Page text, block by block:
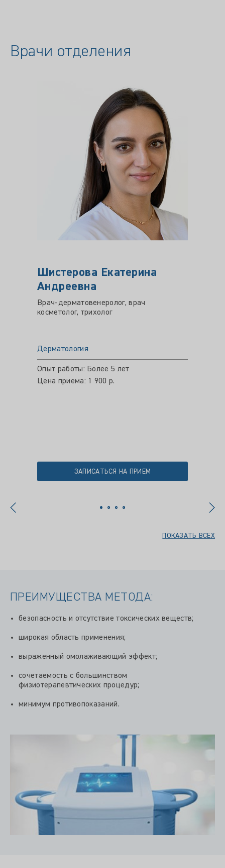
Врачи отделения
Шистерова Екатерина
Андреевна
Врач-дерматовенеролог, врач
косметолог, трихолог
Дерматология
Опыт работы: Более 5 лет
Цена приема: 1 900 р.
ЗАПИСАТЬСЯ НА ПРИЕМ
ПОКАЗАТЬ ВСЕХ
ПРЕИМУЩЕСТВА МЕТОДА:
безопасность и отсутствие токсических веществ;
широкая область применения;
выраженный омолаживающий эффект;
сочетаемость с большинством
физиотерапевтических процедур;
минимум противопоказаний.